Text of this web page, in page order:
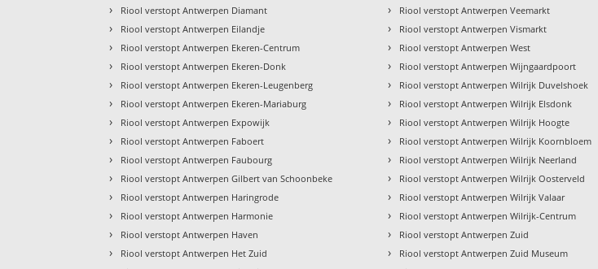
› Riool verstopt Antwerpen Diamant
› Riool verstopt Antwerpen Eilandje
› Riool verstopt Antwerpen Ekeren-Centrum
› Riool verstopt Antwerpen Ekeren-Donk
› Riool verstopt Antwerpen Ekeren-Leugenberg
› Riool verstopt Antwerpen Ekeren-Mariaburg
› Riool verstopt Antwerpen Expowijk
› Riool verstopt Antwerpen Faboert
› Riool verstopt Antwerpen Faubourg
› Riool verstopt Antwerpen Gilbert van Schoonbeke
› Riool verstopt Antwerpen Haringrode
› Riool verstopt Antwerpen Harmonie
› Riool verstopt Antwerpen Haven
› Riool verstopt Antwerpen Het Zuid
› Riool verstopt Antwerpen Veemarkt
› Riool verstopt Antwerpen Vismarkt
› Riool verstopt Antwerpen West
› Riool verstopt Antwerpen Wijngaardpoort
› Riool verstopt Antwerpen Wilrijk Duvelshoek
› Riool verstopt Antwerpen Wilrijk Elsdonk
› Riool verstopt Antwerpen Wilrijk Hoogte
› Riool verstopt Antwerpen Wilrijk Koornbloem
› Riool verstopt Antwerpen Wilrijk Neerland
› Riool verstopt Antwerpen Wilrijk Oosterveld
› Riool verstopt Antwerpen Wilrijk Valaar
› Riool verstopt Antwerpen Wilrijk-Centrum
› Riool verstopt Antwerpen Zuid
› Riool verstopt Antwerpen Zuid Museum